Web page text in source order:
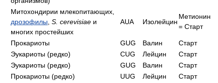
Митохондирии млекопитающих,
дрозофилы, S. cerevisiae и
многих простейших
AUA Изолейцин
Метионин
= Старт
Прокариоты GUG Валин
Старт
Эукариоты (редко)
CUG Лейцин
Старт
Эукариоты (редко)
GUG Валин
Старт
Прокариоты (редко)
UUG Лейцин
Старт